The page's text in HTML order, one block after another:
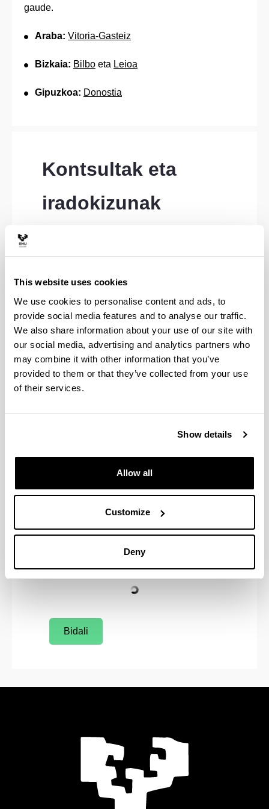
This website uses cookies
We use cookies to personalise content and ads, to
provide social media features and to analyse our traffic.
We also share information about your use of our site with
our social media, advertising and analytics partners who
may combine it with other information that you’ve
provided to them or that they’ve collected from your use
of their services.
Show details
Allow all
Customize
Deny
gaude.
Araba: Vitoria-Gasteiz
Bizkaia: Bilbo eta Leioa
Gipuzkoa: Donostia
Kontsultak eta
iradokizunak
Derrigorrezko eremuak
Bidali